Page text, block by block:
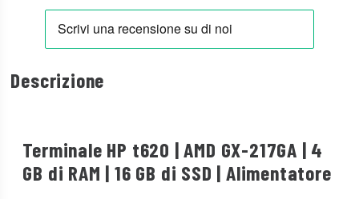
Descrizione
Terminale HP t620 | AMD GX-217GA | 4
GB di RAM | 16 GB di SSD | Alimentatore